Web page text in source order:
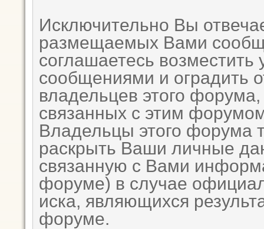
Исключительно Вы
размещаемых Вами
соглашаетесь
сообщениями и оградить
владельцев этого
связанных с этим
Владельцы этого форума
раскрыть Ваши личные
связанную с Вами
форуме) в случае
иска, являющихся
форуме.